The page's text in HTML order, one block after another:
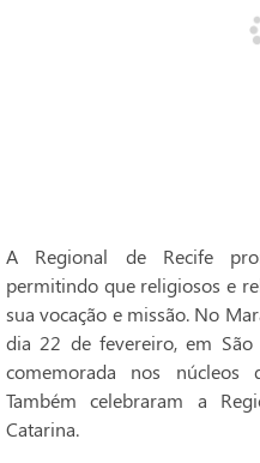
A Regional de Recife
permitindo que religiosos e
sua vocação e missão. No
dia 22 de fevereiro, em
comemorada nos núcleos
Também celebraram a
Catarina.